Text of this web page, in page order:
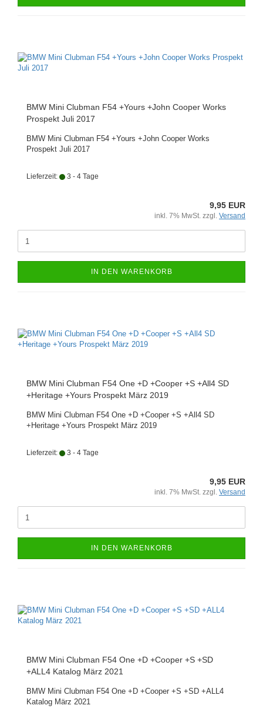
BMW Mini Clubman F54 +Yours +John Cooper Works
Prospekt Juli 2017
BMW Mini Clubman F54 +Yours +John Cooper Works
Prospekt Juli 2017
Lieferzeit: 3 - 4 Tage
9,95 EUR
inkl. 7% MwSt. zzgl. Versand
IN DEN WARENKORB
BMW Mini Clubman F54 One +D +Cooper +S +All4 SD
+Heritage +Yours Prospekt März 2019
BMW Mini Clubman F54 One +D +Cooper +S +All4 SD
+Heritage +Yours Prospekt März 2019
Lieferzeit: 3 - 4 Tage
9,95 EUR
inkl. 7% MwSt. zzgl. Versand
IN DEN WARENKORB
BMW Mini Clubman F54 One +D +Cooper +S +SD
+ALL4 Katalog März 2021
BMW Mini Clubman F54 One +D +Cooper +S +SD +ALL4
Katalog März 2021